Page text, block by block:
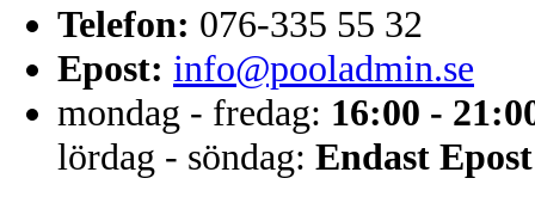
Telefon: 076-335 55 32
Epost: info@pooladmin.se
mondag - fredag: 16:00 -
lördag - söndag: Endast Epost